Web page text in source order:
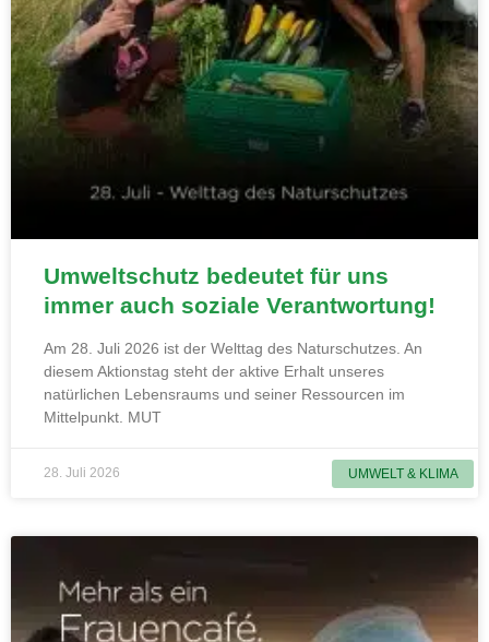
UMWELT & KLIMA
Umweltschutz bedeutet für uns
immer auch soziale Verantwortung!
Am 28. Juli 2026 ist der Welttag des Naturschutzes. An
diesem Aktionstag steht der aktive Erhalt unseres
natürlichen Lebensraums und seiner Ressourcen im
Mittelpunkt. MUT
28. Juli 2026